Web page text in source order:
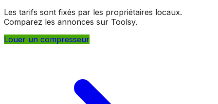
Les tarifs sont fixés par les propriétaires locaux.
Comparez les annonces sur Toolsy.
Louer un compresseur